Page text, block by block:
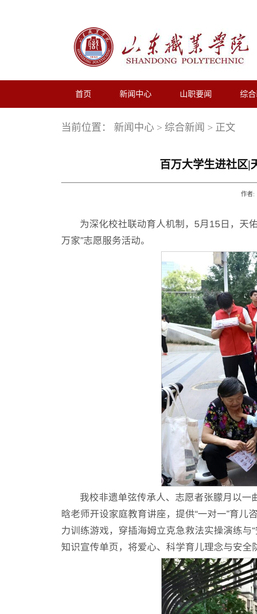
首页 新闻中心 山职要闻 综合
当前位置： 新闻中心 > 综合新闻 > 正文
百万大学生进社区|
作者:
为深化校社联动育人机制，5月15日，天
万家”志愿服务活动。
我校非遗单弦传承人、志愿者张朦月以
晗老师开设家庭教育讲座，提供“一对一”育
力训练游戏，穿插海姆立克急救法实操演练与
知识宣传单页，将爱心、科学育儿理念与安全